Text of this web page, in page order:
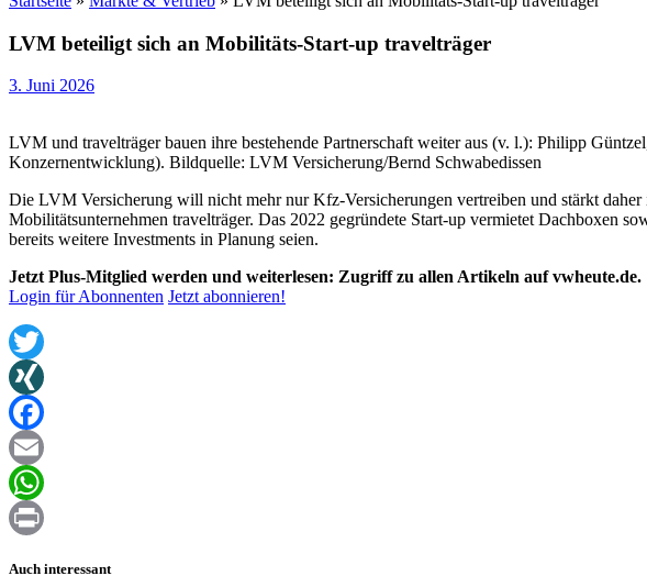
LVM beteiligt sich an Mobilitäts-Start-up travelträger
3. Juni 2026
LVM und travelträger bauen ihre bestehende Partnerschaft weiter aus (v. l.): Philipp
Konzernentwicklung). Bildquelle: LVM Versicherung/Bernd Schwabedissen
Die LVM Versicherung will nicht mehr nur Kfz-Versicherungen vertreiben und stärkt
Mobilitätsunternehmen travelträger. Das 2022 gegründete Start-up vermietet Dachboxen
bereits weitere Investments in Planung seien.
Jetzt Plus-Mitglied werden und weiterlesen: Zugriff zu allen Artikeln auf vwheute.de.
Login für Abonnenten Jetzt abonnieren!
Twitter
XING
Facebook
Email
WhatsApp
Auch interessant